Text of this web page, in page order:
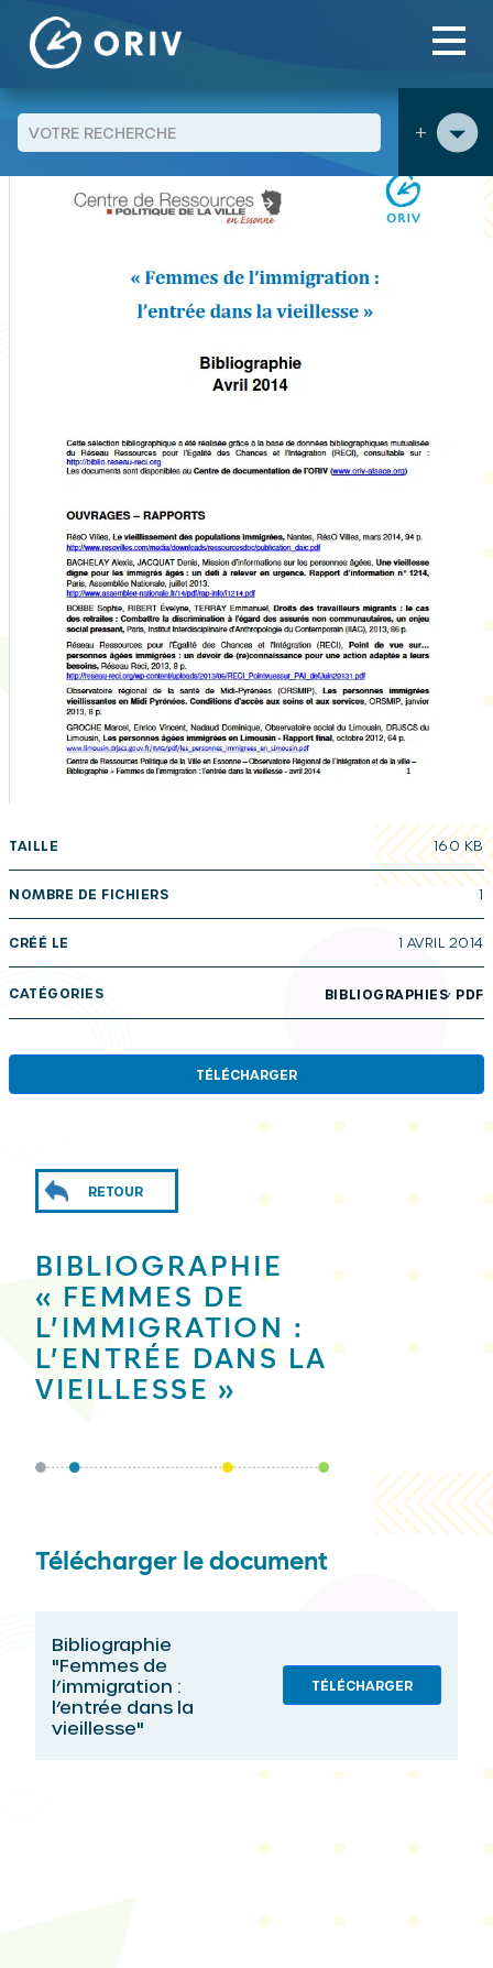
Aller au contenu
+
publications
Bibliographie "Femmes de l’immigration :
l’entrée dans la vieillesse"
TAILLE 160 KB
NOMBRE DE FICHIERS 1
CRÉÉ LE 1 AVRIL 2014
CATÉGORIES BIBLIOGRAPHIES, PDF
TÉLÉCHARGER
RETOUR
BIBLIOGRAPHIE
« FEMMES DE
L’IMMIGRATION :
L’ENTRÉE DANS LA
VIEILLESSE »
Télécharger le document
Bibliographie
"Femmes de
l’immigration :
l’entrée dans la
vieillesse"
TÉLÉCHARGER
Panneau de gestion des cookies